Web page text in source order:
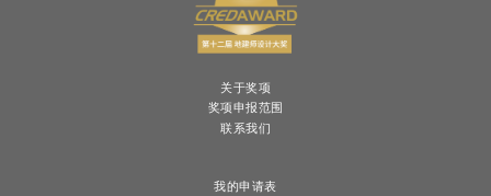
关于奖项
奖项申报范围
联系我们
我的申请表